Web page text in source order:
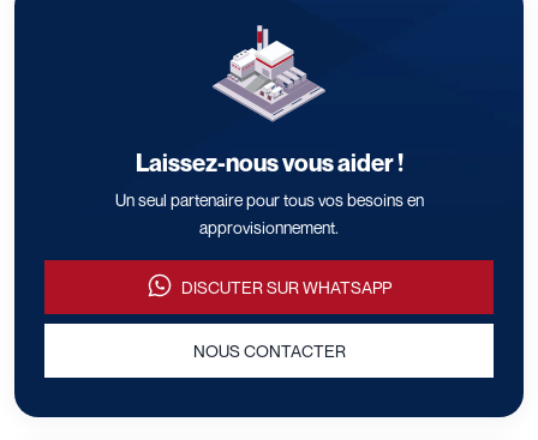
Laissez-nous vous aider !
Un seul partenaire pour tous vos besoins en
approvisionnement.
DISCUTER SUR WHATSAPP
NOUS CONTACTER